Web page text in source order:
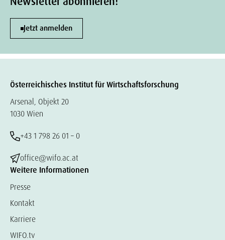
Jetzt anmelden
Österreichisches Institut für Wirtschaftsforschung
Arsenal, Objekt 20
1030 Wien
+43 1 798 26 01 – 0
office@wifo.ac.at
Weitere Informationen
Presse
Kontakt
Karriere
WIFO.tv